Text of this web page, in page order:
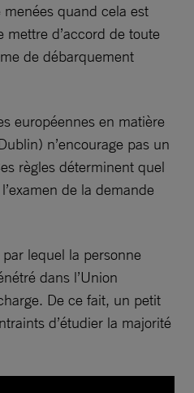
quand cela est
mettre d’accord de toute
de débarquement
européennes en matière
n’encourage pas un
règles déterminent quel
de la demande
par lequel la personne
dans l’Union
De ce fait, un petit
d’étudier la majorité